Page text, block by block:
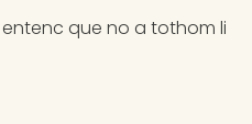
que no a tothom li